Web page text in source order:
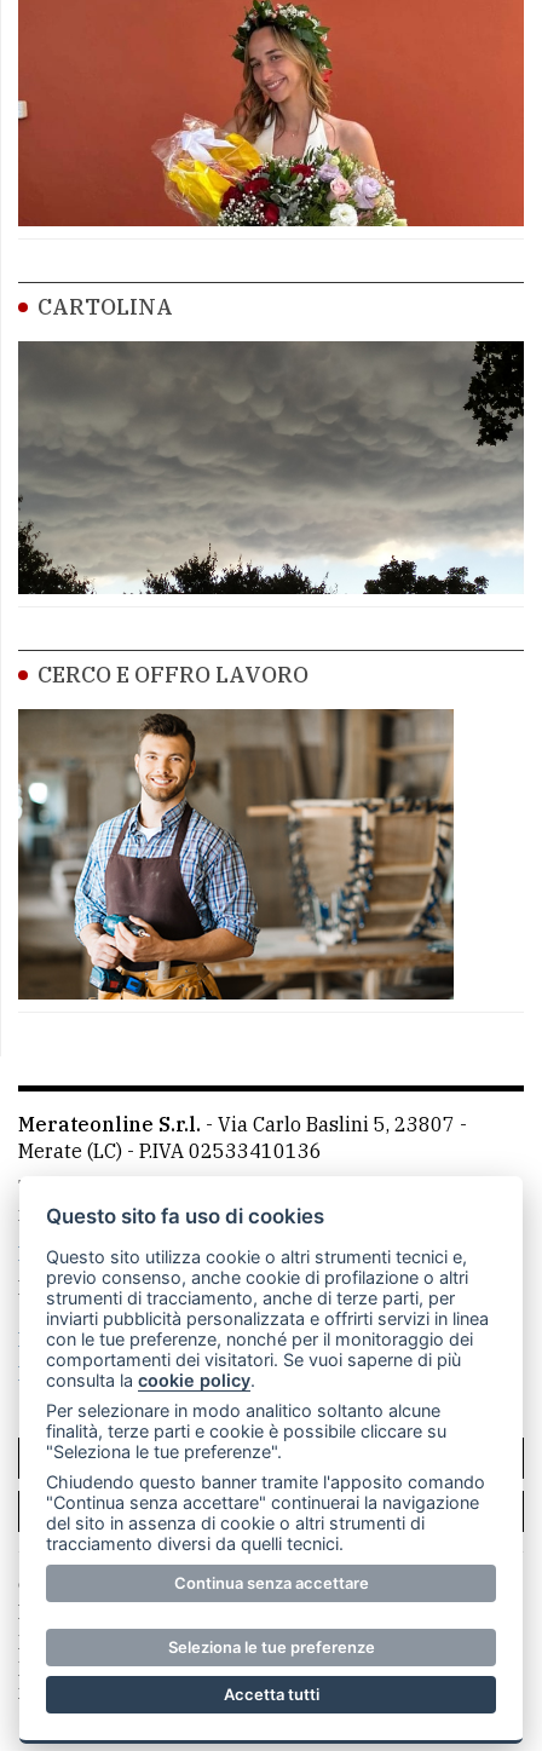
CARTOLINA
CERCO E OFFRO LAVORO
Merateonline S.r.l. - Via Carlo Baslini 5, 23807 -
Merate (LC) - P.IVA 02533410136
Telefono:
mail: redazione@merateonline.it
La redazione
CasateOnline LeccoOnline
RSS
Made by VIP
Privacy policy
Cookie policy
Rivedi le tue scelte sui cookie
SCRIVICI
PER LA TUA PUBBLICITÀ
© Copyright Merateonline S.r.l. - Tutti i diritti riservati.
E' proibita la riproduzione e pubblicazione anche
parziale di testi, articoli e immagini senza la
preventiva autorizzazione scritta dell'editore. RI Lecco
numero Rea LC 291.277 - Capitale sociale 10.329,14 €
Questo sito fa uso di cookies
Questo sito utilizza cookie o altri strumenti tecnici e,
previo consenso, anche cookie di profilazione o altri
strumenti di tracciamento, anche di terze parti, per
inviarti pubblicità personalizzata e offrirti servizi in linea
con le tue preferenze, nonché per il monitoraggio dei
comportamenti dei visitatori. Se vuoi saperne di più
consulta lacookie policy.
Per selezionare in modo analitico soltanto alcune
finalità, terze parti e cookie è possibile cliccare su
"Seleziona le tue preferenze".
Chiudendo questo banner tramite l'apposito comando
"Continua senza accettare" continuerai la navigazione
del sito in assenza di cookie o altri strumenti di
tracciamento diversi da quelli tecnici.
Continua senza accettare
Seleziona le tue preferenze
Accetta tutti